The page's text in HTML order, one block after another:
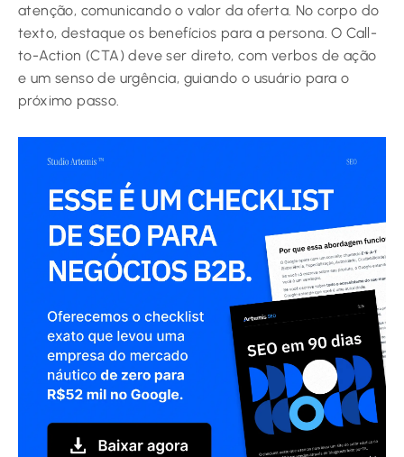
atenção, comunicando o valor da oferta. No corpo do
texto, destaque os benefícios para a persona. O Call-
to-Action (CTA) deve ser direto, com verbos de ação
e um senso de urgência, guiando o usuário para o
próximo passo.